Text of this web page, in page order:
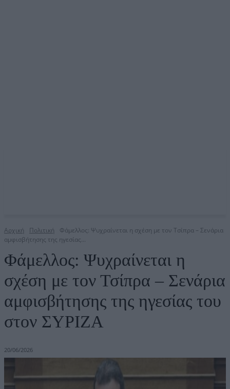
Αρχική Πολιτική
Φάμελλος: Ψυχραίνεται η σχέση με τον Τσίπρα – Σενάρια
αμφισβήτησης της ηγεσίας...
Φάμελλος: Ψυχραίνεται η
σχέση με τον Τσίπρα – Σενάρια
αμφισβήτησης της ηγεσίας του
στον ΣΥΡΙΖΑ
20/06/2026